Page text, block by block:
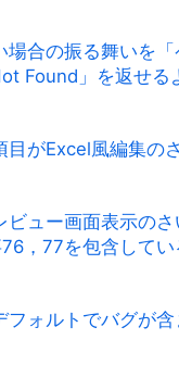
場合の振る舞いを「
Found」を返せる
目がExcel風編集の
ビュー画面表示のさ
，77を包含してい
フォルトでバグが含